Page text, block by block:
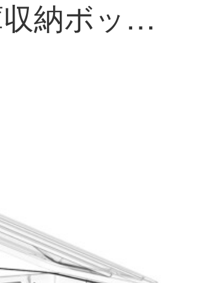
甘香屋冷蔵庫収納ボックス多機能食品収納長方形卵箱台所収納プラスチック収納ボックス透明2個入り